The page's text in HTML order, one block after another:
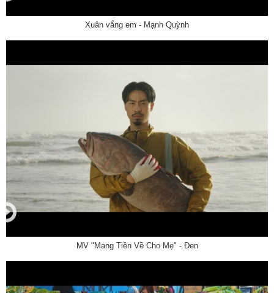
Xuân vắng em - Mạnh Quỳnh
MV "Mang Tiền Về Cho Mẹ" - Đen